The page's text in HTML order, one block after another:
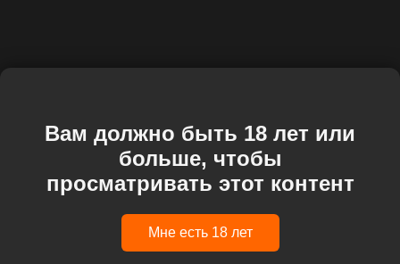
Вам должно быть 18 лет или
больше, чтобы
просматривать этот контент
Мне есть 18 лет